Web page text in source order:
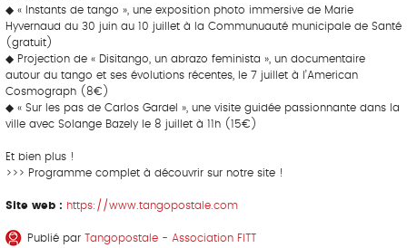
◆ « Instants de tango », une exposition photo immersive de Marie
Hyvernaud du 30 juin au 10 juillet à la Communuauté municipale de Santé
(gratuit)
◆ Projection de « Disitango, un abrazo feminista », un documentaire
autour du tango et ses évolutions récentes, le 7 juillet à l’American
Cosmograph (8€)
◆ « Sur les pas de Carlos Gardel », une visite guidée passionnante dans la
ville avec Solange Bazely le 8 juillet à 11h (15€)
Et bien plus !
>>> Programme complet à découvrir sur notre site !
Site web : https://www.tangopostale.com
Publié par Tangopostale - Association FITT